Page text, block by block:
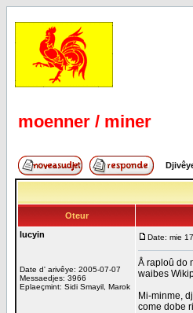
moenner / miner
Oteur
lucyin
Date d' arivêye: 2005-07-07
Messaedjes: 3966
Eplaeçmint: Sidi Smayil, Marok
Date: mie
Å raploû do
waibes
Mi-minme,
come dobe